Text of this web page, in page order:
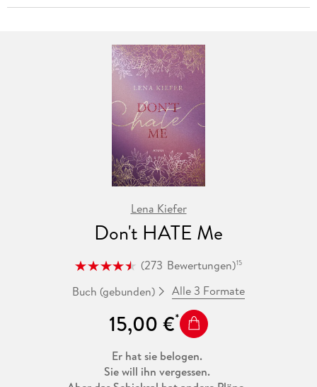
Lena Kiefer
Don't HATE Me
(273 Bewertungen)15
Buch (gebunden) Alle 3 Formate
15,00 €
Er hat sie belogen.
Sie will ihn vergessen.